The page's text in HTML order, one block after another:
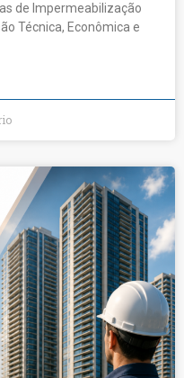
de Impermeabilização
Técnica, Econômica e